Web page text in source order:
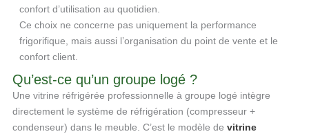
confort d’utilisation au quotidien.
Ce choix ne concerne pas uniquement la performance
frigorifique, mais aussi l’organisation du point de vente et le
confort client.
Qu’est-ce qu’un groupe logé ?
Une vitrine réfrigérée professionnelle à groupe logé intègre
directement le système de réfrigération (compresseur +
condenseur) dans le meuble. C’est le modèle de vitrine